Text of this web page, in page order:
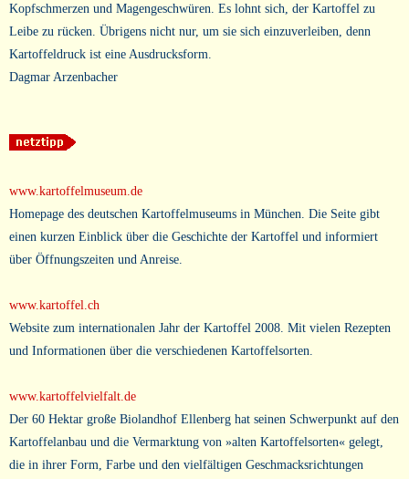
Kopfschmerzen und Magengeschwüren. Es lohnt sich, der Kartoffel zu
Leibe zu rücken. Übrigens nicht nur, um sie sich einzuverleiben, denn
Kartoffeldruck ist eine Ausdrucksform.
Dagmar Arzenbacher
www.kartoffelmuseum.de
Homepage des deutschen Kartoffelmuseums in München. Die Seite gibt
einen kurzen Einblick über die Geschichte der Kartoffel und informiert
über Öffnungszeiten und Anreise.
www.kartoffel.ch
Website zum internationalen Jahr der Kartoffel 2008. Mit vielen Rezepten
und Informationen über die verschiedenen Kartoffelsorten.
www.kartoffelvielfalt.de
Der 60 Hektar große Biolandhof Ellenberg hat seinen Schwerpunkt auf den
Kartoffelanbau und die Vermarktung von »alten Kartoffelsorten« gelegt,
die in ihrer Form, Farbe und den vielfältigen Geschmacksrichtungen